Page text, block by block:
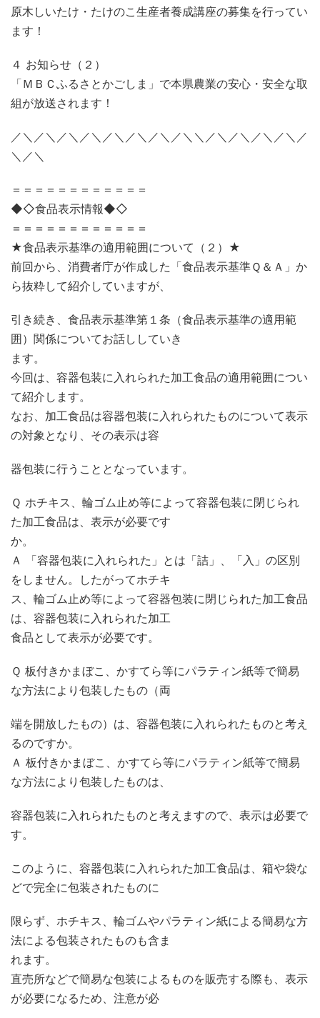
原木しいたけ・たけのこ生産者養成講座の募集を行ってい
ます！
４ お知らせ（２）
「ＭＢＣふるさとかごしま」で本県農業の安心・安全な取
組が放送されます！
／＼／＼／＼／＼／＼／＼／＼／＼＼／＼／＼／＼／＼／
＼／＼
＝＝＝＝＝＝＝＝＝＝＝＝
◆◇食品表示情報◆◇
＝＝＝＝＝＝＝＝＝＝＝＝
★食品表示基準の適用範囲について（２）★
前回から、消費者庁が作成した「食品表示基準Ｑ＆Ａ」か
ら抜粋して紹介していますが、
引き続き、食品表示基準第１条（食品表示基準の適用範
囲）関係についてお話ししていき
ます。
今回は、容器包装に入れられた加工食品の適用範囲につい
て紹介します。
なお、加工食品は容器包装に入れられたものについて表示
の対象となり、その表示は容
器包装に行うこととなっています。
Ｑ ホチキス、輪ゴム止め等によって容器包装に閉じられ
た加工食品は、表示が必要です
か。
Ａ 「容器包装に入れられた」とは「詰」、「入」の区別
をしません。したがってホチキ
ス、輪ゴム止め等によって容器包装に閉じられた加工食品
は、容器包装に入れられた加工
食品として表示が必要です。
Ｑ 板付きかまぼこ、かすてら等にパラティン紙等で簡易
な方法により包装したもの（両
端を開放したもの）は、容器包装に入れられたものと考え
るのですか。
Ａ 板付きかまぼこ、かすてら等にパラティン紙等で簡易
な方法により包装したものは、
容器包装に入れられたものと考えますので、表示は必要で
す。
このように、容器包装に入れられた加工食品は、箱や袋な
どで完全に包装されたものに
限らず、ホチキス、輪ゴムやパラティン紙による簡易な方
法による包装されたものも含ま
れます。
直売所などで簡易な包装によるものを販売する際も、表示
が必要になるため、注意が必